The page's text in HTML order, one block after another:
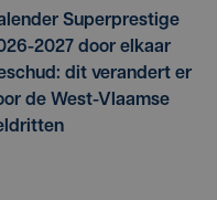
Superprestige
2027 door elkaar
dit verandert er
de West-Vlaamse